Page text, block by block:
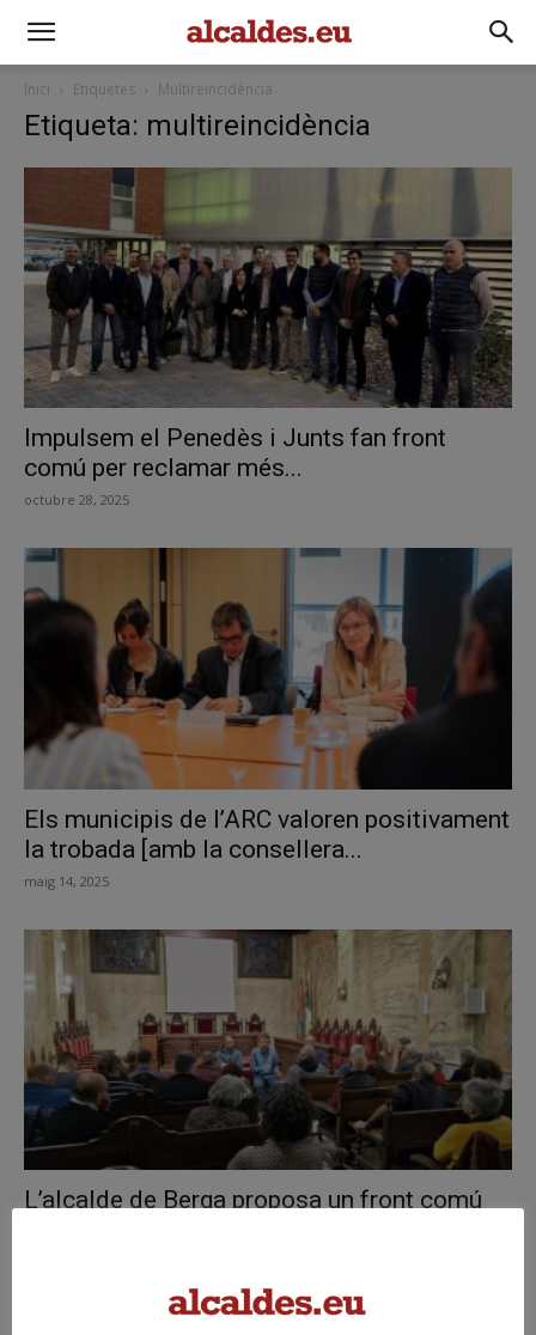
Inici Etiquetes Multireincidència
Etiqueta: multireincidència
Impulsem el Penedès i Junts fan front
comú per reclamar més...
octubre 28, 2025
Els municipis de l’ARC valoren positivament
la trobada [amb la consellera...
maig 14, 2025
L’alcalde de Berga proposa un front comú